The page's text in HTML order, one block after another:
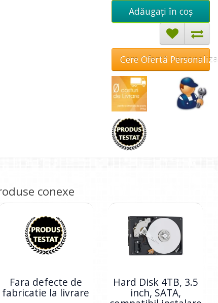
Adăugați în coş
Cere Ofertă
conexe
Fara defecte de
fabricatie la livrare
Hard Disk 4TB, 3.5
inch, SATA,